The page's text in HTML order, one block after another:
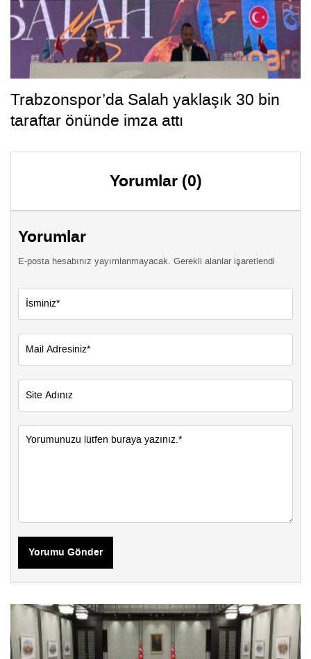
Trabzonspor’da Salah yaklaşık 30 bin
taraftar önünde imza attı
Yorumlar (0)
Yorumlar
E-posta hesabınız yayımlanmayacak. Gerekli alanlar işaretlendi
Yorumu Gönder